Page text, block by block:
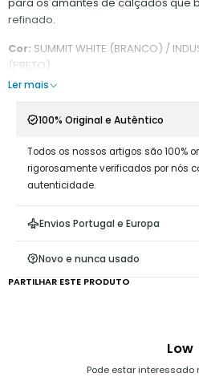
refinado.
Cor: SUMMIT WHITE (BRANCO) /
(PRETO)
Ler mais
100% Original e Autêntico
Todos os nossos artigos são 100%
rigorosamente verificados por nós
autenticidade.
Envios Portugal e Europa
Novo e nunca usado
PARTILHAR ESTE PRODUTO
Low
Pode estar interessado